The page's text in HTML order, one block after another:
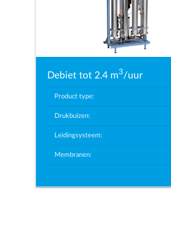
Debiet tot 2.4 m3/uur
Product type:
Drukbuizen:
Leidingsysteem:
Membranen: